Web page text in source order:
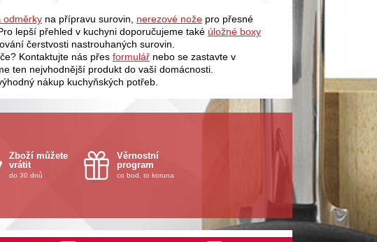
odměrky na přípravu surovin, nerezové nože pro přesné
lepší přehled v kuchyni doporučujeme také úložné boxy
čerstvosti nastrouhaných surovin.
Kontaktujte nás přes formulář nebo se zastavte v
ten nejvhodnější produkt do vaší domácnosti.
nákup kuchyňských potřeb.
Zboží můžete
vrátit
do 30 dnů
Věrnostní
program
co bod, to koruna